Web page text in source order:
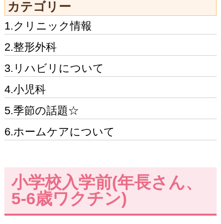
カテゴリー
1.クリニック情報
2.整形外科
3.リハビリについて
4.小児科
5.季節の話題☆
6.ホームケアについて
小学校入学前(年長さん、
5-6歳ワクチン)